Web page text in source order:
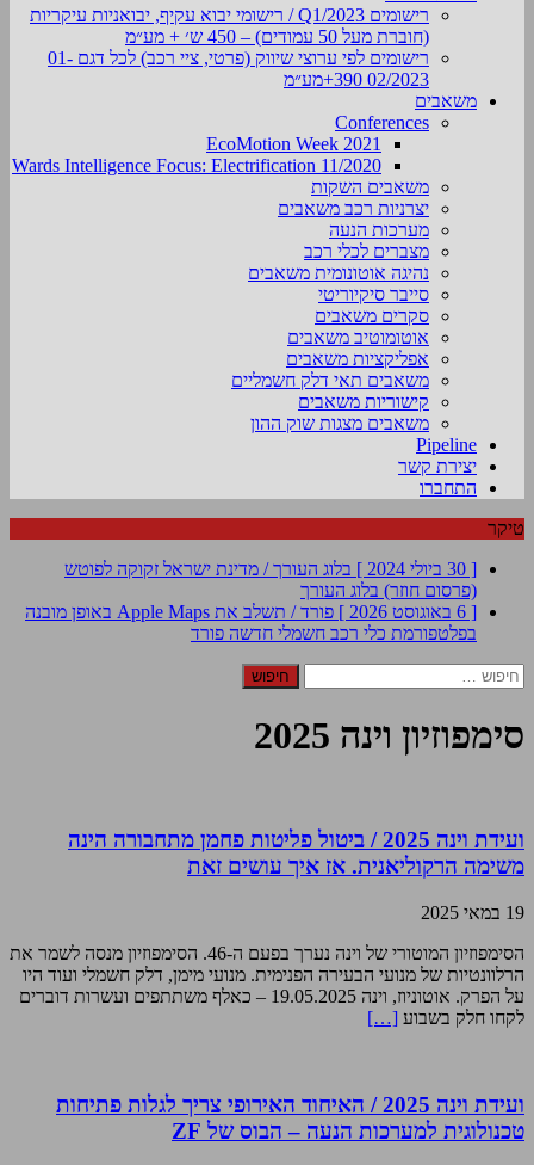
רישומים Q1/2023 / רישומי יבוא עקיף, יבואניות עיקריות
(חוברת מעל 50 עמודים) – 450 ש׳ + מע״מ
רישומים לפי ערוצי שיווק (פרטי, ציי רכב) לכל דגם 01-
02/2023 390+מע״מ
משאבים
Conferences
EcoMotion Week 2021
Wards Intelligence Focus: Electrification 11/2020
משאבים השקות
יצרניות רכב משאבים
מערכות הנעה
מצברים לכלי רכב
נהיגה אוטונומית משאבים
סייבר סיקיוריטי
סקרים משאבים
אוטומוטיב משאבים
אפליקציות משאבים
משאבים תאי דלק חשמליים
קישוריות משאבים
משאבים מצגות שוק ההון
Pipeline
יצירת קשר
התחברו
טיקר
[ 30 ביולי 2024 ]
בלוג העורך / מדינת ישראל זקוקה לפוטש
(פרסום חוזר) בלוג העורך
[ 6 באוגוסט 2026 ]
פורד / תשלב את Apple Maps באופן מובנה
בפלטפורמת כלי רכב חשמלי חדשה פורד
חיפוש:
סימפוזיון וינה 2025
ועידת וינה 2025 / ביטול פליטות פחמן מתחבורה הינה
משימה הרקוליאנית. אז איך עושים זאת
19 במאי 2025
הסימפוזיון המוטורי של וינה נערך בפעם ה-46. הסימפוזיון מנסה לשמר את
הרלוונטיות של מנועי הבעירה הפנימית. מנועי מימן, דלק חשמלי ועוד היו
על הפרק. אוטוניוז, וינה 19.05.2025 – כאלף משתתפים ועשרות דוברים
לקחו חלק בשבוע […]
ועידת וינה 2025 / האיחוד האירופי צריך לגלות פתיחות
טכנולוגית למערכות הנעה – הבוס של ZF